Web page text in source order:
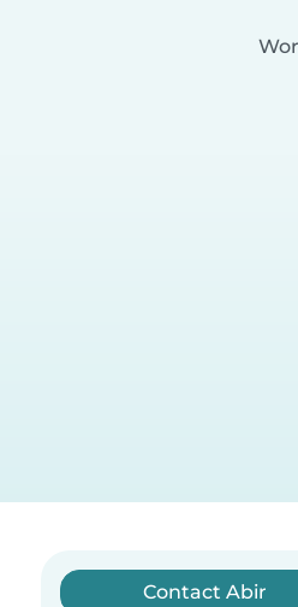
Contact Abir